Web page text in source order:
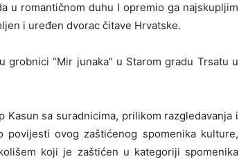
u romantičnom duhu I opremio ga najskupljim
i uređen dvorac čitave Hrvatske.
“Mir junaka” u Starom gradu Trsatu u
sa suradnicima, prilikom razgledavanja i
ovog zaštićenog spomenika kulture,
koji je zaštićen u kategoriji spomenika